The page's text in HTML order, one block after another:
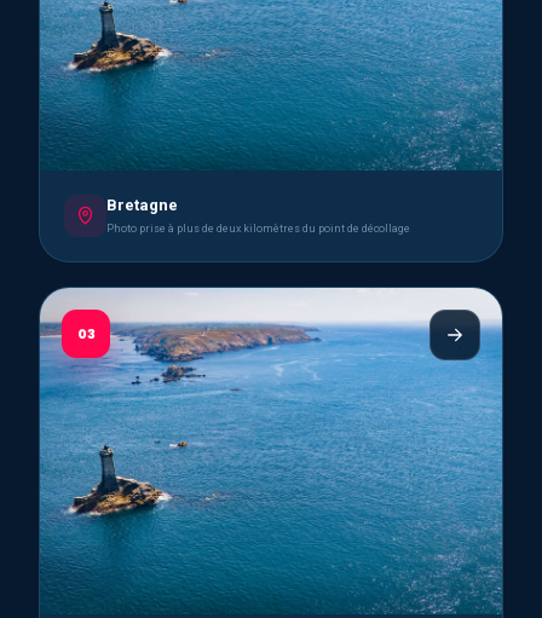
Bretagne
Photo prise à plus de deux kilomètres du point de décollage
03